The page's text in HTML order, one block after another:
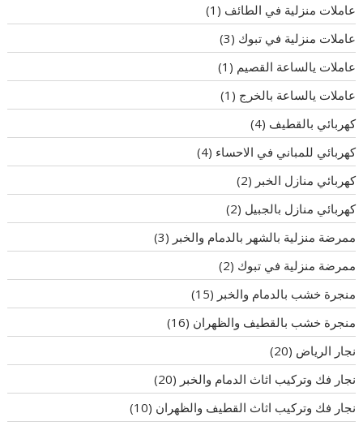
عاملات منزلية في الطائف (1)
عاملات منزلية في تبوك (3)
عاملات يالساعة القصيم (1)
عاملات يالساعة بالخرج (1)
كهربائي بالقطيف (4)
كهربائي للمباني في الاحساء (4)
كهربائي منازل الخبر (2)
كهربائي منازل بالجبيل (2)
ممرضة منزلية بالشهر بالدمام والخبر (3)
ممرضة منزلية في تبوك (2)
منجرة خشب بالدمام والخبر (15)
منجرة خشب بالقطيف والظهران (16)
نجار الرياض (20)
نجار فك وتركيب اثاث الدمام والخبر (20)
نجار فك وتركيب اثاث القطيف والظهران (10)